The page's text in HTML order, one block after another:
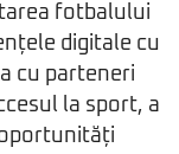
fotbalului
digitale cu
cu parteneri
la sport, a